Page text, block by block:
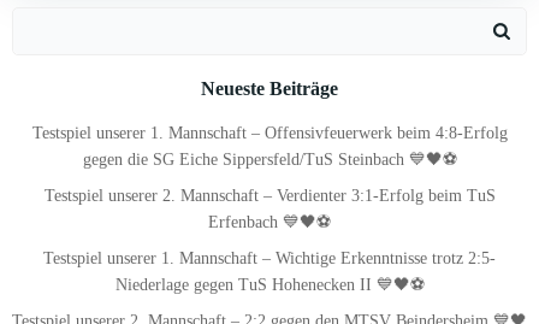
Neueste Beiträge
Testspiel unserer 1. Mannschaft – Offensivfeuerwerk beim 4:8-Erfolg
gegen die SG Eiche Sippersfeld/TuS Steinbach 💙🖤⚽
Testspiel unserer 2. Mannschaft – Verdienter 3:1-Erfolg beim TuS
Erfenbach 💙🖤⚽
Testspiel unserer 1. Mannschaft – Wichtige Erkenntnisse trotz 2:5-
Niederlage gegen TuS Hohenecken II 💙🖤⚽